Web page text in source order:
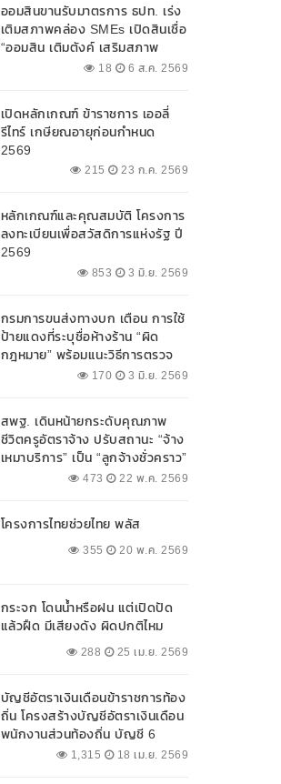
ออมสินขานรับมาตรการ ธปท. เร่ง
เติมสภาพคล่อง SMEs เปิดสินเชื่อ
“ออมสิน เติมตังค์ เสริมสภาพ
คล่อง” วงเงินรวม 2,000
วงเงินกู้สูงสุด 100% ของหลัก
ประกัน ผ่อนนานสูงสุด 10 ปี
18 6 ส.ค. 2569
เปิดหลักเกณฑ์ ข้าราชการ เออลี่
รีไทร์ เกษียณอายุก่อนกำหนด
2569
215 23 ก.ค. 2569
หลักเกณฑ์และคุณสมบัติ โครงการ
ลงทะเบียนเพื่อสวัสดิการแห่งรัฐ ปี
2569
853 3 มิ.ย. 2569
กรมการขนส่งทางบก เตือน การใช้
ป้ายแดงที่ระบุชื่อห้างร้าน “ผิด
กฎหมาย” พร้อมแนะวิธีการตรวจ
สอบป้ายแดงที่ถูกต้อง
170 3 มิ.ย. 2569
สพฐ. เดินหน้ายกระดับคุณภาพ
ชีวิตครูอัตราจ้าง ปรับสถานะ “จ้าง
เหมาบริการ” เป็น “ลูกจ้างชั่วคราว”
473 22 พ.ค. 2569
โครงการไทยช่วยไทย พลัส
355 20 พ.ค. 2569
กระจก โดนน้ำหรือฝน แต่เปิดปัด
แล้วฝืด มีเสียงดัง ผิดปกติไหม
288 25 เม.ย. 2569
บัญชีอัตราเงินเดือนข้าราชการท้อง
ถิ่น โครงสร้างบัญชีอัตราเงินเดือน
พนักงานส่วนท้องถิ่น บัญชี 6
1,315 18 เม.ย. 2569